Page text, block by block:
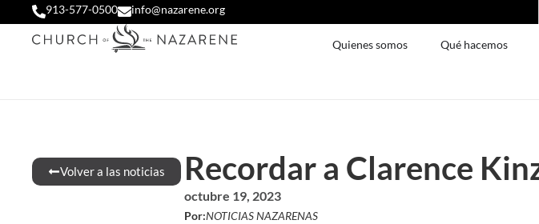
913-577-0500 info@nazarene.org
Quienes somos Qué hacemos
Volver a las noticias Recordar a Clarence
octubre 19, 2023
Por:NOTICIAS NAZARENAS